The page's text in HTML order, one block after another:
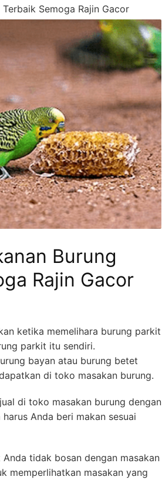
Semoga Rajin Gacor
Burung
Rajin Gacor
ketika memelihara burung parkit
parkit itu sendiri.
bayan atau burung betet
di toko masakan burung.
di toko masakan burung dengan
Anda beri makan sesuai
tidak bosan dengan masakan
memperlihatkan masakan yang